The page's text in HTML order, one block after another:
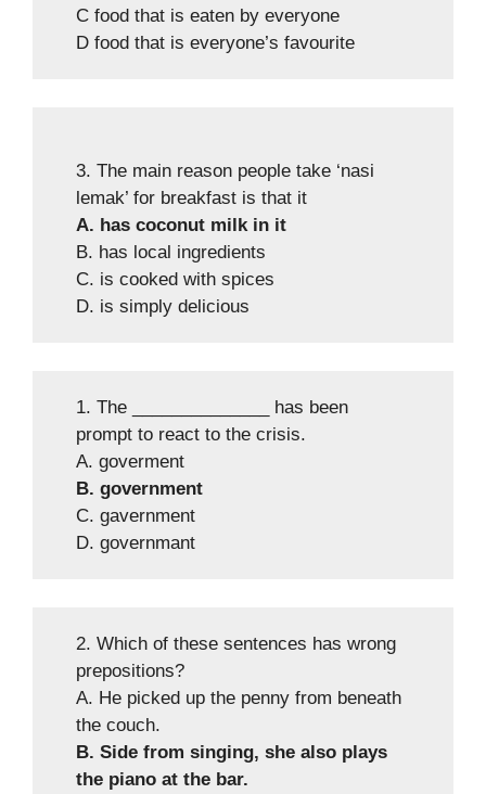
C food that is eaten by everyone
D food that is everyone’s favourite
3. The main reason people take ‘nasi
lemak’ for breakfast is that it
A. has coconut milk in it
B. has local ingredients
C. is cooked with spices
D. is simply delicious
1. The ______________ has been
prompt to react to the crisis.
A. goverment
B. government
C. gavernment
D. governmant
2. Which of these sentences has wrong
prepositions?
A. He picked up the penny from beneath
the couch.
B. Side from singing, she also plays
the piano at the bar.